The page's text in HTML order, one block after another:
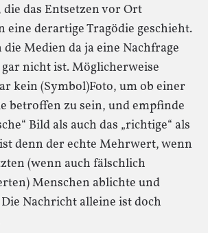
das Entsetzen vor Ort
eine derartige Tragödie geschieht.
Medien da ja eine Nachfrage
nicht ist. Möglicherweise
kein (Symbol)Foto, um ob einer
betroffen zu sein, und empfinde
Bild als auch das „richtige“ als
denn der echte Mehrwert, wenn
(wenn auch fälschlich
Menschen ablichte und
Nachricht alleine ist doch